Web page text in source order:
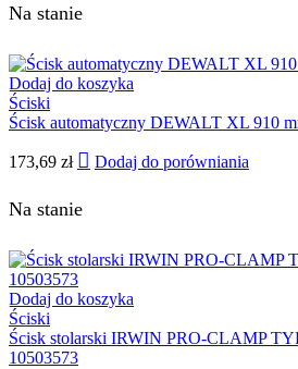
Na stanie
Dodaj do koszyka
Ściski
Ścisk automatyczny DEWALT XL 910
173,69 zł Dodaj do porówniania
Na stanie
Dodaj do koszyka
Ściski
Ścisk stolarski IRWIN PRO-CLAMP
10503573